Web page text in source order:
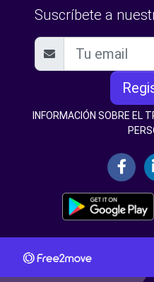
Suscríbete a
INFORMACIÓN SOBRE EL